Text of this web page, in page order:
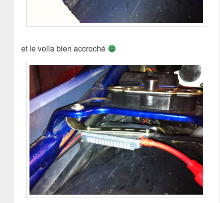
et le voila bien accroché